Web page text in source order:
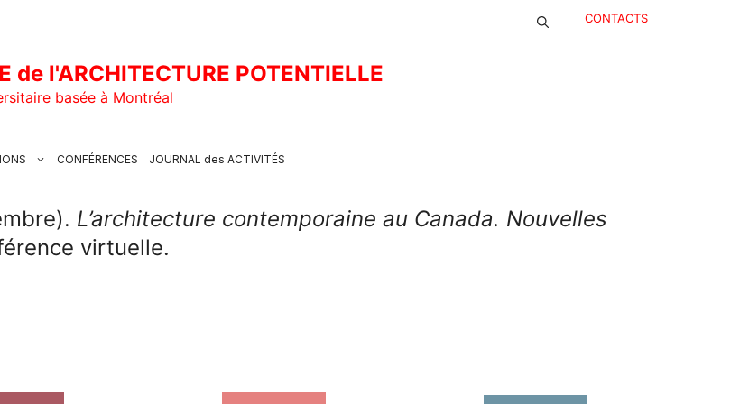
CONTACTS
de l'ARCHITECTURE POTENTIELLE
basée à Montréal
CONFÉRENCES JOURNAL des ACTIVITÉS
L’architecture contemporaine au Canada. Nouvelles
virtuelle.